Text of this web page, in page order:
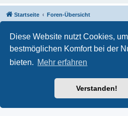
Diese Website nutzt Cookies,
bestmöglichen Komfort bei der
bieten. Mehr erfahren
Verstanden!
Startseite Foren-Übersicht
Powered by phpBB
® Forum
Deutsche Übersetzung
Datenschutz|